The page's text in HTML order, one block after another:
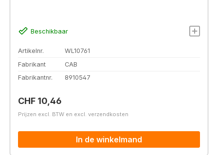
Beschikbaar
Artikelnr.
WL10761
Fabrikant
CAB
Fabrikantnr.
8910547
Normale prijs:
CHF 10,46
Prijzen excl. BTW en excl. verzendkosten
In de winkelmand